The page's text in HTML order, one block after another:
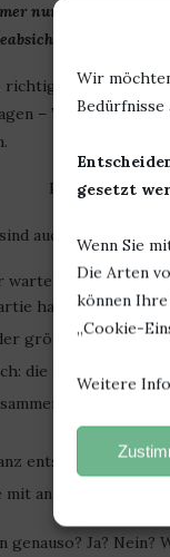
Wir
Bedürfnisse
gesetzt
Wenn Sie
Die Arten
können
„Cookie-
Weitere
nur von mir
und
Mühe
– Versteckspiel
Punkt eins auf
auch schon
hat, bitte gerne
größte Teil
die Bücher – sind
und
entspannt
an den
genauso? Ja?